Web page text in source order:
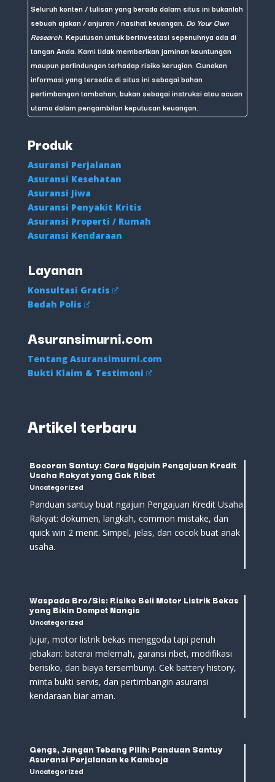
Seluruh konten / tulisan yang berada dalam situs ini bukanlah
sebuah ajakan / anjuran / nasihat keuangan. Do Your Own
Research . Keputusan untuk berinvestasi sepenuhnya ada di
tangan Anda. Kami tidak memberikan jaminan keuntungan
maupun perlindungan terhadap risiko kerugian. Gunakan
informasi yang tersedia di situs ini sebagai bahan
pertimbangan tambahan, bukan sebagai instruksi atau acuan
utama dalam pengambilan keputusan keuangan.
Produk
Asuransi Perjalanan
Asuransi Kesehatan
Asuransi Jiwa
Asuransi Penyakit Kritis
Asuransi Properti / Rumah
Asuransi Kendaraan
Layanan
Konsultasi Gratis
Bedah Polis
Asuransimurni.com
Tentang Asuransimurni.com
Bukti Klaim & Testimoni
Artikel terbaru
Bocoran Santuy: Cara Ngajuin Pengajuan Kredit
Usaha Rakyat yang Gak Ribet
Uncategorized
Panduan santuy buat ngajuin Pengajuan Kredit Usaha
Rakyat: dokumen, langkah, common mistake, dan
quick win 2 menit. Simpel, jelas, dan cocok buat anak
usaha.
Waspada Bro/Sis: Risiko Beli Motor Listrik Bekas
yang Bikin Dompet Nangis
Uncategorized
Jujur, motor listrik bekas menggoda tapi penuh
jebakan: baterai melemah, garansi ribet, modifikasi
berisiko, dan biaya tersembunyi. Cek battery history,
minta bukti servis, dan pertimbangin asuransi
kendaraan biar aman.
Gengs, Jangan Tebang Pilih: Panduan Santuy
Asuransi Perjalanan ke Kamboja
Uncategorized